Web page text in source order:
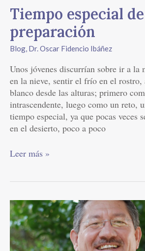
Tiempo especial de
preparación
Blog, Dr. Oscar Fidencio Ibáñez
Unos jóvenes discurrían sobre ir a la
en la nieve, sentir el frío en el rostro,
blanco desde las alturas; primero
intrascendente, luego como un reto,
tiempo especial, ya que pocas veces
en el desierto, poco a poco
Tiempo
especial
de
preparación
Leer más »
El
billete